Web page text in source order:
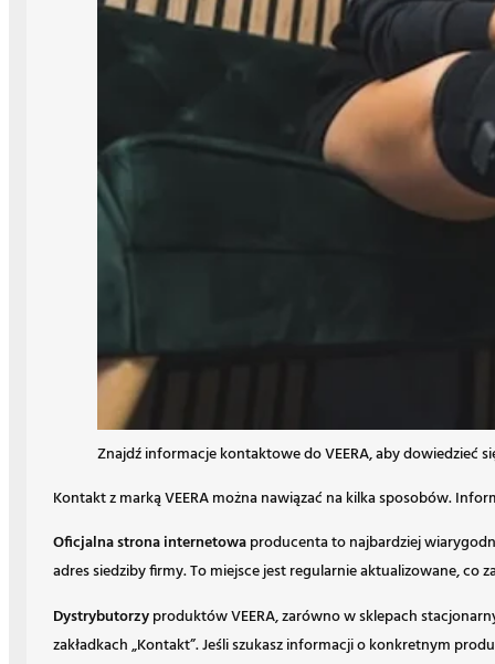
Znajdź informacje kontaktowe do VEERA, aby dowiedzieć
Kontakt z marką VEERA można nawiązać na kilka sposobów.
Oficjalna strona internetowaproducenta to najbardziej
adres siedziby firmy. To miejsce jest regularnie aktualizowane,
Dystrybutorzyproduktów VEERA, zarówno w sklepach
zakładkach „Kontakt”. Jeśli szukasz informacji o konkretnym